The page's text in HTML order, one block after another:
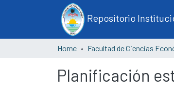
Repositorio
Home
Planificación